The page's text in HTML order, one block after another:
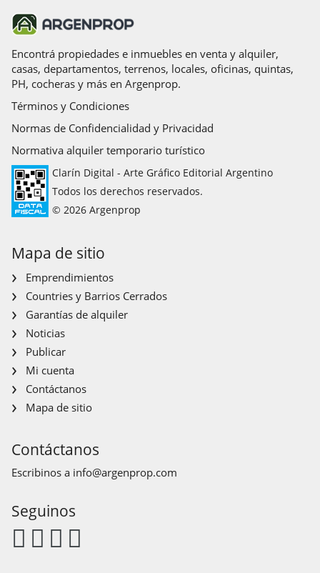
Encontrá propiedades e inmuebles en venta y alquiler,
casas, departamentos, terrenos, locales, oficinas, quintas,
PH, cocheras y más en Argenprop.
Términos y Condiciones
Normas de Confidencialidad y Privacidad
Normativa alquiler temporario turístico
Clarín Digital - Arte Gráfico Editorial Argentino
Todos los derechos reservados.
© 2026 Argenprop
Mapa de sitio
Emprendimientos
Countries y Barrios Cerrados
Garantías de alquiler
Noticias
Publicar
Mi cuenta
Contáctanos
Mapa de sitio
Contáctanos
Escribinos a info@argenprop.com
Seguinos